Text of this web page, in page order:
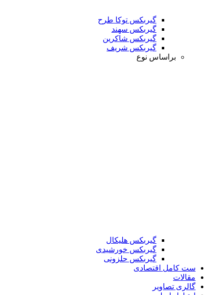
گیربکس توکا طرح
گیربکس سهند
گیربکس شاکرین
گیربکس شریف
براساس نوع
گیربکس هلیکال
گیربکس خورشیدی
گیربکس حلزونی
ست کامل اقتصادی
مقالات
گالری تصاویر